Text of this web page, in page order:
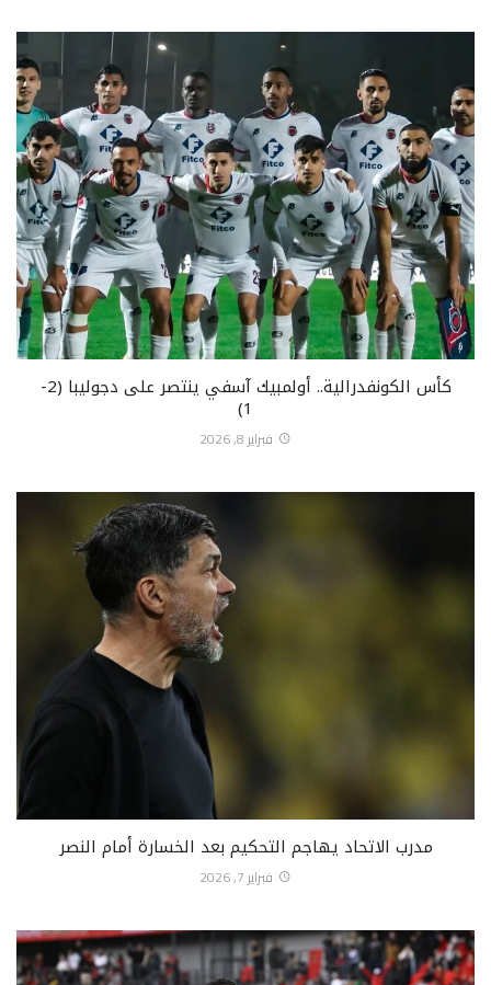
كأس الكونفدرالية.. أولمبيك آسفي ينتصر على دجوليبا (2-
1)
فبراير 8, 2026
مدرب الاتحاد يهاجم التحكيم بعد الخسارة أمام النصر
فبراير 7, 2026